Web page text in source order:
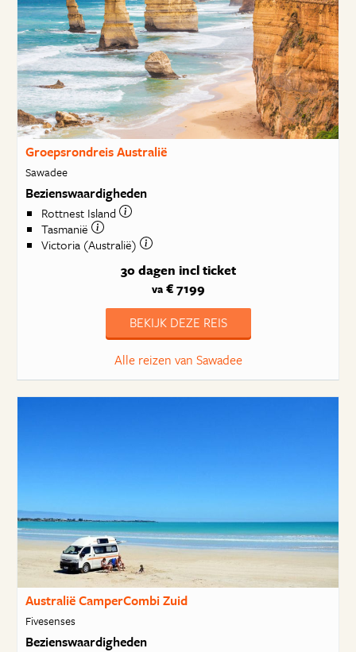
Groepsrondreis Australië
Sawadee
Bezienswaardigheden
Rottnest Island
Tasmanië
Victoria (Australië)
30 dagen incl ticket
va€ 7199
BEKIJK DEZE REIS
Alle reizen van Sawadee
Australië CamperCombi Zuid
Fivesenses
Bezienswaardigheden